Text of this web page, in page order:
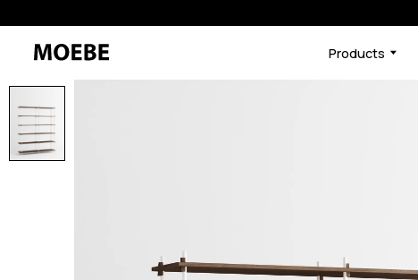
Products
46591726059752